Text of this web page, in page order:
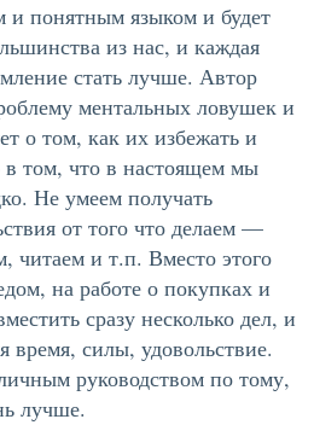
и понятным языком и будет
из нас, и каждая
стать лучше. Автор
ментальных ловушек и
о том, как их избежать и
в том, что в настоящем мы
Не умеем получать
от того что делаем —
читаем и т.п. Вместо этого
на работе о покупках и
сразу несколько дел, и
время, силы, удовольствие.
руководством по тому,
лучше.